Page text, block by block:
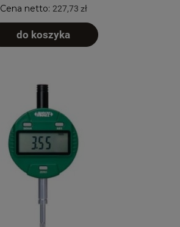
Cena netto: 227,73 zł
do koszyka